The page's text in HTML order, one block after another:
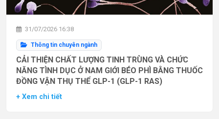
31/07/2026 16:38
Thông tin chuyên ngành
CẢI THIỆN CHẤT LƯỢNG TINH TRÙNG VÀ CHỨC
NĂNG TÌNH DỤC Ở NAM GIỚI BÉO PHÌ BẰNG THUỐC
ĐỒNG VẬN THỤ THỂ GLP-1 (GLP-1 RAS)
+ Xem chi tiết